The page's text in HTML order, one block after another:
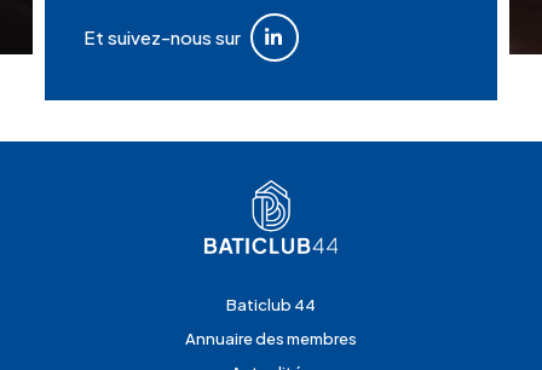
Et suivez-nous sur
Baticlub 44
Annuaire des membres